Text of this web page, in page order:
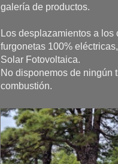
galería de productos.
Los desplazamientos a
furgonetas 100%
Solar Fotovoltaica.
No disponemos de ningún
combustión.